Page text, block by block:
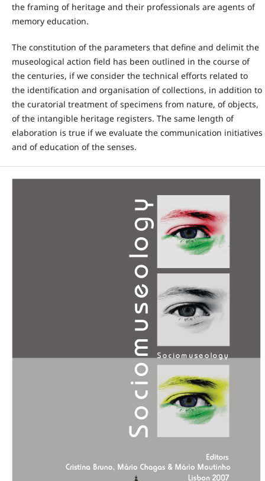
the framing of heritage and their professionals are agents of
memory education.
The constitution of the parameters that define and delimit the
museological action field has been outlined in the course of
the centuries, if we consider the technical efforts related to
the identification and organisation of collections, in addition to
the curatorial treatment of specimens from nature, of objects,
of the intangible heritage registers. The same length of
elaboration is true if we evaluate the communication initiatives
and of education of the senses.